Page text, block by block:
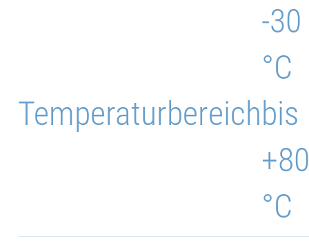
-30
°C
bis
°C
Temperaturbereich